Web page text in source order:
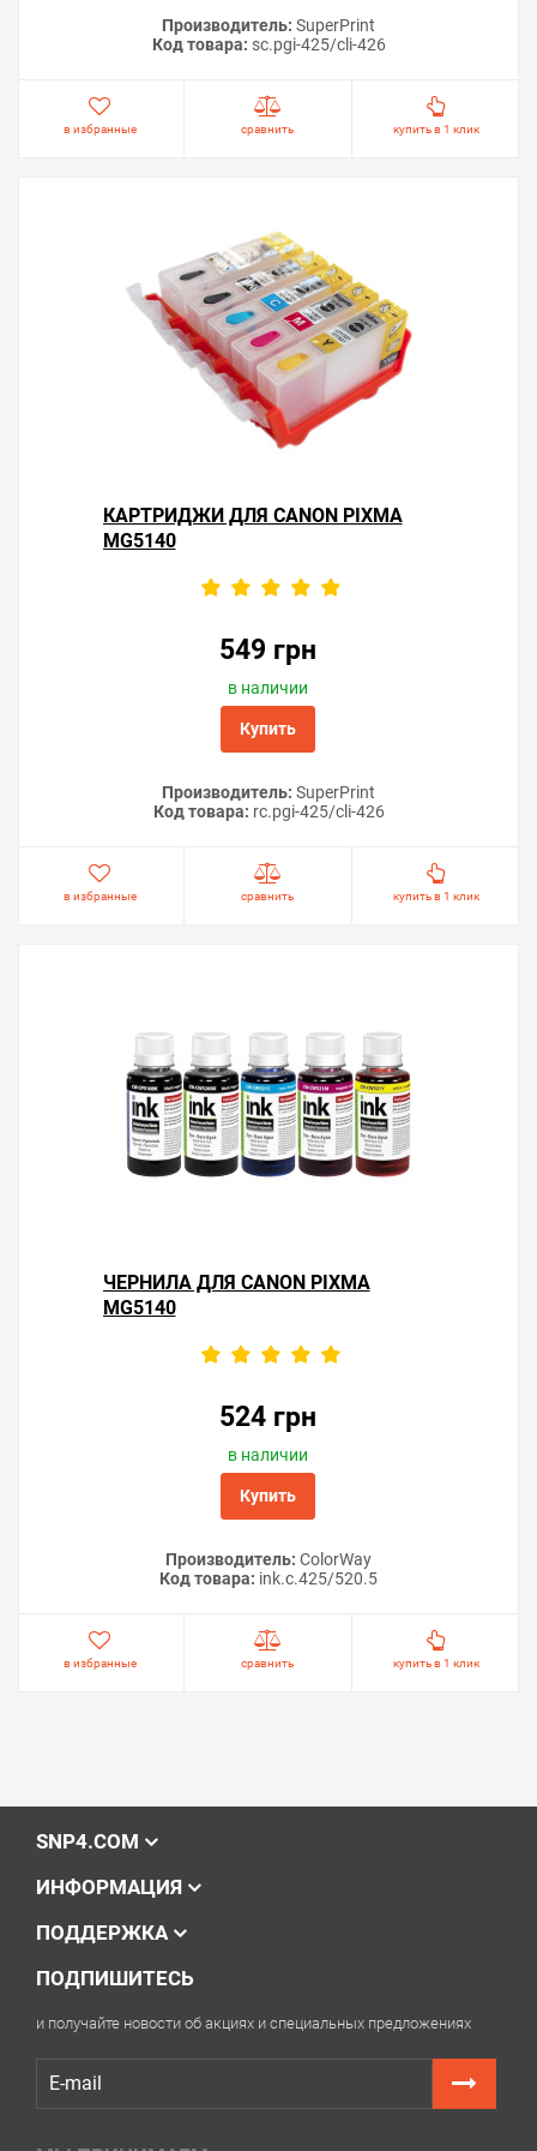
Если принтер не входит в сервисный режим —
программа не сможет провести сброс. В этом случае
не следует приобретать ключ. Убедитесь, что
процедура входа выполняется корректно и модель
поддерживает данный режим. После сброса памперса
действительно переполнен, его необходимо заменить
или промыть и высушить. Это позволит избежать
вытекания чернил наружу и продлит срок службы
Можно ли использовать ключ несколько
Нужно ли подключение к Интернету во
Работает ли ключ только с одной моделью
Есть ли у ключа срок действия?
при сбросе счётчика памперса Canon PIXMA MG5140,
напишите нам через онлайн-чат или в любой из
мессенджеров — мы поможем разобраться.
Производитель: SuperPrint
Код товара: sc.pgi-425/cli-426
в избранные сравнить купить в 1 клик
КАРТРИДЖИ ДЛЯ CANON PIXMA
MG5140
549 грн
в наличии
Купить
Производитель: SuperPrint
Код товара: rc.pgi-425/cli-426
в избранные сравнить купить в 1 клик
ЧЕРНИЛА ДЛЯ CANON PIXMA
MG5140
524 грн
в наличии
Купить
Производитель: ColorWay
Код товара: ink.c.425/520.5
в избранные сравнить купить в 1 клик
SNP4.COM
ИНФОРМАЦИЯ
ПОДДЕРЖКА
ПОДПИШИТЕСЬ
и получайте новости об акциях и специальных предложениях